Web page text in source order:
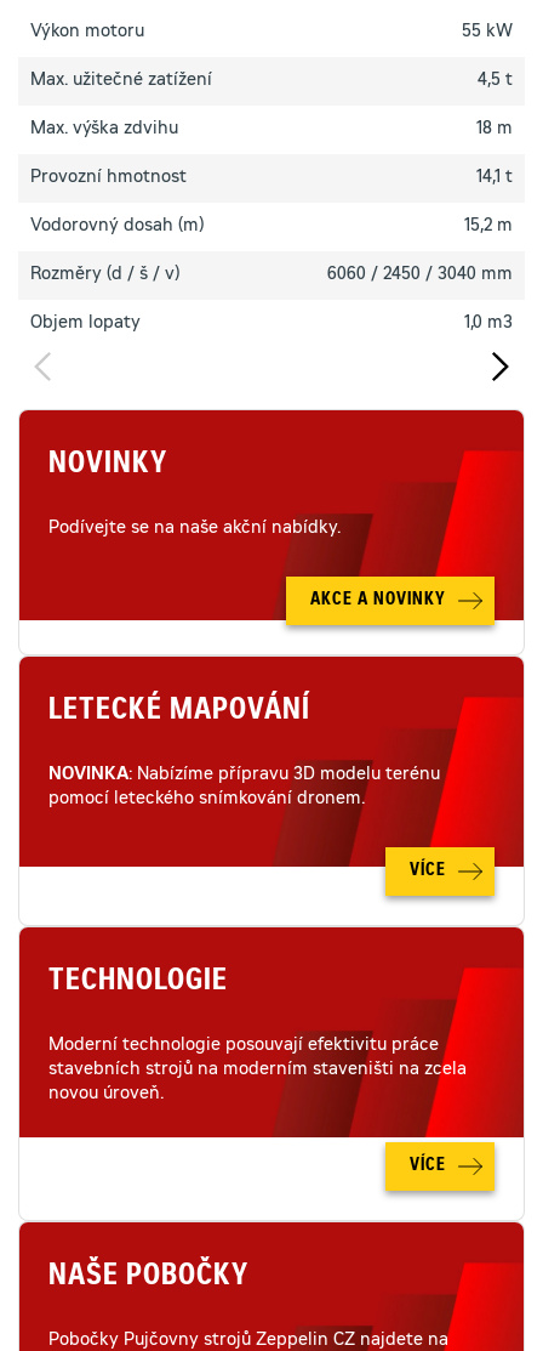
Výkon motoru 55 kW
Max. užitečné zatížení 4,5 t
Max. výška zdvihu 18 m
Provozní hmotnost 14,1 t
Vodorovný dosah (m) 15,2 m
Rozměry (d / š / v) 6060 / 2450 / 3040 mm
Objem lopaty 1,0 m3
NOVINKY
Podívejte se na naše akční nabídky.
AKCE A NOVINKY
LETECKÉ MAPOVÁNÍ
NOVINKA: Nabízíme přípravu 3D modelu terénu
pomocí leteckého snímkování dronem.
VÍCE
TECHNOLOGIE
Moderní technologie posouvají efektivitu práce
stavebních strojů na moderním staveništi na zcela
novou úroveň.
VÍCE
NAŠE POBOČKY
Pobočky Pujčovny strojů Zeppelin CZ najdete na